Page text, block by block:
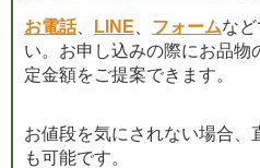
お電話、 LINE フォームな
い。お申し込みの際にお品物
定金額をご提案できます。
お値段を気にされない場合、
も可能です。